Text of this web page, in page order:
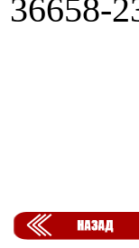
36658-